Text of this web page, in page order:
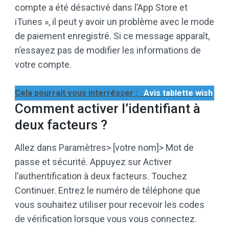
compte a été désactivé dans l’App Store et
iTunes », il peut y avoir un problème avec le mode
de paiement enregistré. Si ce message apparaît,
n’essayez pas de modifier les informations de
votre compte.
Cela pourrait vous interrésser : Avis tablette wish
Comment activer l’identifiant à
deux facteurs ?
Allez dans Paramètres> [votre nom]> Mot de
passe et sécurité. Appuyez sur Activer
l’authentification à deux facteurs. Touchez
Continuer. Entrez le numéro de téléphone que
vous souhaitez utiliser pour recevoir les codes
de vérification lorsque vous vous connectez.